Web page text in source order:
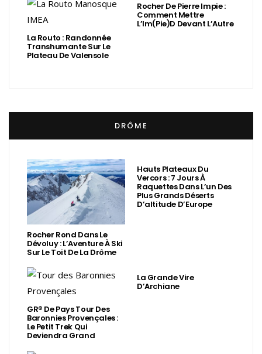
La Routo : Randonnée
Transhumante Sur Le
Plateau De Valensole
Rocher De Pierre Impie :
Comment Mettre
L’Im(Pie)d Devant L’Autre
DRÔME
Rocher Rond Dans Le
Dévoluy : L’Aventure À Ski
Sur Le Toit De La Drôme
Hauts Plateaux Du
Vercors : 7 Jours À
Raquettes Dans L’un Des
Plus Grands Déserts
D’altitude D’Europe
GR® De Pays Tour Des
Baronnies Provençales :
Le Petit Trek Qui
Deviendra Grand
La Grande Vire
D’Archiane